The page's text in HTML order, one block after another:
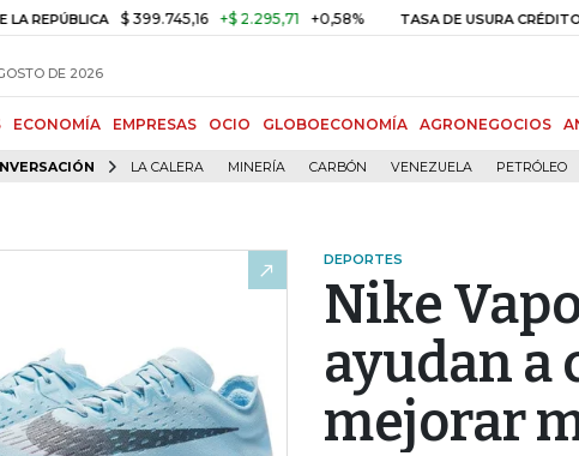
$ 399.745,16 +$ 2.295,71 +0,58% TASA DE USURA CRÉDITO
DE 2026
ECONOMÍA EMPRESAS OCIO GLOBOECONOMÍA AGRONEGOCIOS
LA CALERA MINERÍA CARBÓN VENEZUELA PETRÓLEO
DEPORTES
Nike
ayudan a
mejorar